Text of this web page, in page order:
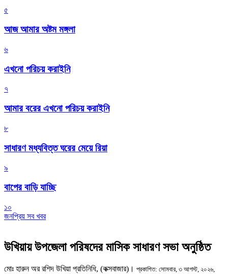
৫
আজ আমার অষ্টম মঙ্গলা
৬
এখনো পরিচয় করাইনি
৭
আমার বরের এখনো পরিচয় করাইনি
৮
সাধারণ মধ্যবিত্ত ঘরের মেয়ে রিয়া
৯
বাপের বাড়ি যাচ্ছি
১০
জনপ্রিয় সব খবর
উখিয়ায় উপজেলা পরিষদের মাসিক সাধারণ সভা অনুষ্ঠিত
‎মোঃ হারুন অর রশিদ উখিয়া প্রতিনিধি, (কক্সবাজার)। প্রকাশিত: সোমবার, ৩ আগস্ট, ২০২৬,